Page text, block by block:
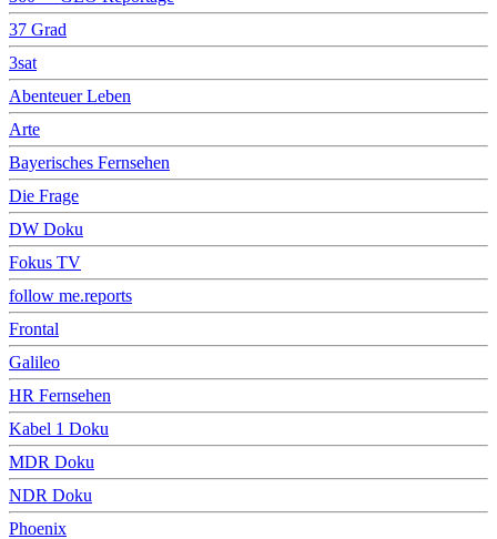
37 Grad
3sat
Abenteuer Leben
Arte
Bayerisches Fernsehen
Die Frage
DW Doku
Fokus TV
follow me.reports
Frontal
Galileo
HR Fernsehen
Kabel 1 Doku
MDR Doku
NDR Doku
Phoenix